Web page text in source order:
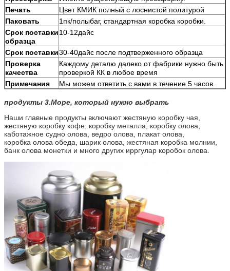
Печать
Цвет КМИК полный с лоснистой политурой
Паковать
1пк/полыбаг, стандартная коробка коробки.
Срок поставки
образца
10-12дайс
Срок поставки30-40дайс после подтверженного образца
Проверка
качества
Каждому деталю далеко от фабрики нужно быть
проверкой КК в любое время
Примечания
Мы можем ответить с вами в течение 5 часов.
продукты 3.Море, который нужно выбрать
Наши главные продукты включают жестяную коробку чая,
жестяную коробку кофе, коробку металла, коробку олова,
каботажное судно олова, ведро олова, плакат олова,
коробка олова обеда, шарик олова, жестяная коробка молнии,
банк олова монетки и много других ирргулар коробок олова.